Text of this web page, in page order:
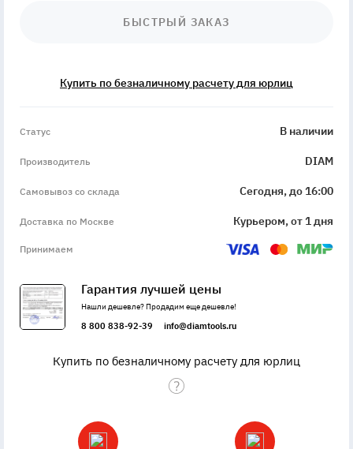
БЫСТРЫЙ ЗАКАЗ
Купить по безналичному расчету для юрлиц
Статус В наличии
Производитель DIAM
Самовывоз со склада Сегодня, до 16:00
Доставка по Москве Курьером, от 1 дня
Принимаем
Гарантия лучшей цены
Нашли дешевле? Продадим еще дешевле!
8 800 838-92-39 info@diamtools.ru
Купить по безналичному расчету для юрлиц